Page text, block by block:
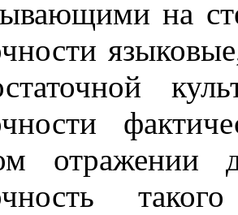
на
отражении